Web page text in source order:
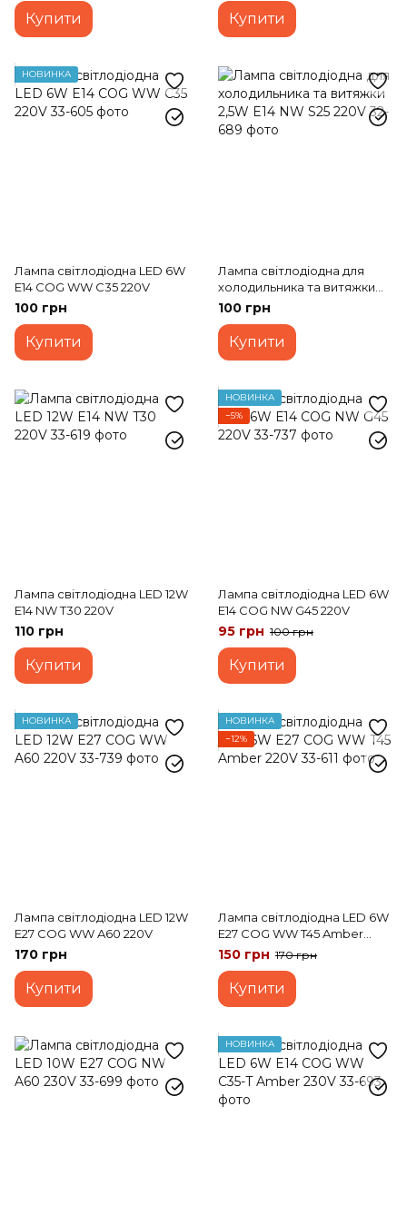
Купити Купити
НОВИНКА
Лампа світлодіодна LED 6W
E14 COG WW C35 220V
100 грн
Купити
Лампа світлодіодна для
холодильника та витяжки
2,5W E14 NW S25 220V
100 грн
Купити
Лампа світлодіодна LED 12W
E14 NW T30 220V
110 грн
Купити
НОВИНКА
−5%
Лампа світлодіодна LED 6W
Е14 COG NW G45 220V
95 грн 100 грн
Купити
НОВИНКА
Лампа світлодіодна LED 12W
E27 COG WW A60 220V
170 грн
Купити
НОВИНКА
−12%
Лампа світлодіодна LED 6W
E27 COG WW T45 Amber
220V
150 грн 170 грн
Купити
НОВИНКА